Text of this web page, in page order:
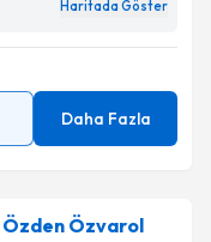
Haritada Göster
Daha Fazla
Özden Özvarol